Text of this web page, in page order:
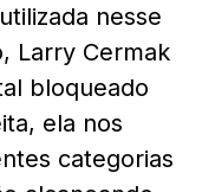
nesse
Larry Cermak
bloqueado
ela nos
categorias